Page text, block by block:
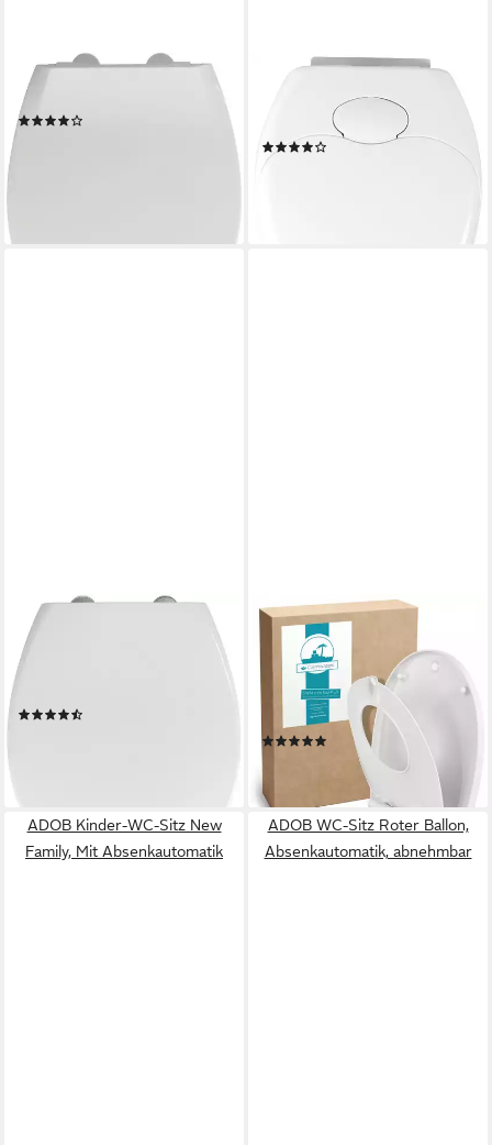
WENKO
Kinder-WC-Sitz Syros Family
Kinder-WC-Sitz Family, Mit
Absenkautomatik
(29)
WENKO
WC-Sitz Delos Family,
Softclose / Kindersitz /
CALMWATERS
Kinder-WC-Sitz Familien WC-
Sitz, Kindersitz,
Absenkautomatik,
antibakteriell, Duroplast,
26LP6152
59,99 €
lieferbar - in 2-3 Werktagen bei dir
ADOB Kinder-WC-Sitz New
Family, Mit Absenkautomatik
ADOB WC-Sitz Roter Ballon,
Absenkautomatik, abnehmbar